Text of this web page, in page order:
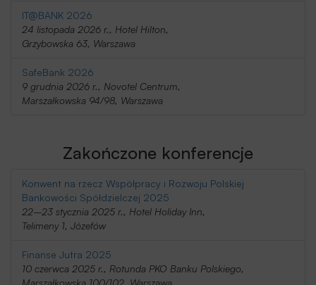
IT@BANK 2026
24 listopada 2026 r., Hotel Hilton,
Grzybowska 63, Warszawa
SafeBank 2026
9 grudnia 2026 r., Novotel Centrum,
Marszałkowska 94/98, Warszawa
Zakończone konferencje
Konwent na rzecz Współpracy i Rozwoju Polskiej
Bankowości Spółdzielczej 2025
22–23 stycznia 2025 r., Hotel Holiday Inn,
Telimeny 1, Józefów
Finanse Jutra 2025
10 czerwca 2025 r., Rotunda PKO Banku Polskiego,
Marszałkowska 100/102, Warszawa